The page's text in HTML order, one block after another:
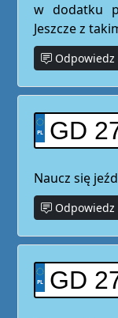
w dodatku
Jeszcze z
Odpowiedz
GD
Naucz się
Odpowiedz
GD